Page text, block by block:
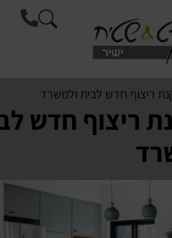
לבית ולמשרד
חדש לבית